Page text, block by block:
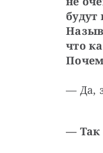
что
— Да,
— Так